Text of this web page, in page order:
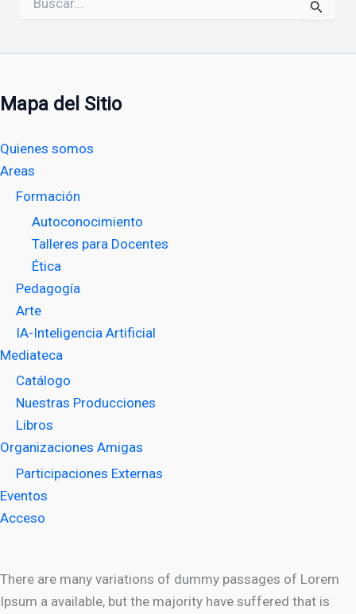
por:
Mapa del Sitio
Quienes somos
Areas
Formación
Autoconocimiento
Talleres para Docentes
Ética
Pedagogía
Arte
IA-Inteligencia Artificial
Mediateca
Catálogo
Nuestras Producciones
Libros
Organizaciones Amigas
Participaciones Externas
Eventos
Acceso
There are many variations of dummy passages of Lorem
Ipsum a available, but the majority have suffered that is